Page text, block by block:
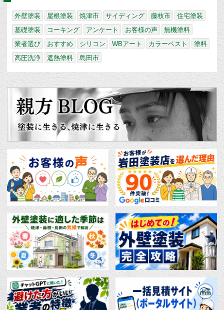
外壁塗装 屋根塗装 焼津市 サイディング 藤枝市
住宅塗装
基礎塗装
コーキング アンケート お客様の声
無機塗料
業者選び
おすすめ シリコン WBアート カラーベスト
塗料
高圧洗浄
遮熱塗料 島田市